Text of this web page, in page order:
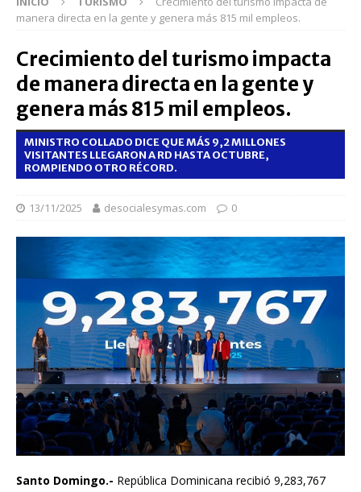
manera directa en la gente y genera más 815 mil empleos.
Crecimiento del turismo impacta
de manera directa en la gente y
genera más 815 mil empleos.
MINISTRO COLLADO DICE QUE MÁS 9,2 MILLONES
VISITANTES LLEGARON A RD HASTA OCTUBRE,
ROMPIENDO OTRO RÉCORD.
13/11/2025 desocialesymas.com 0
Santo Domingo.- República Dominicana recibió 9,283,767